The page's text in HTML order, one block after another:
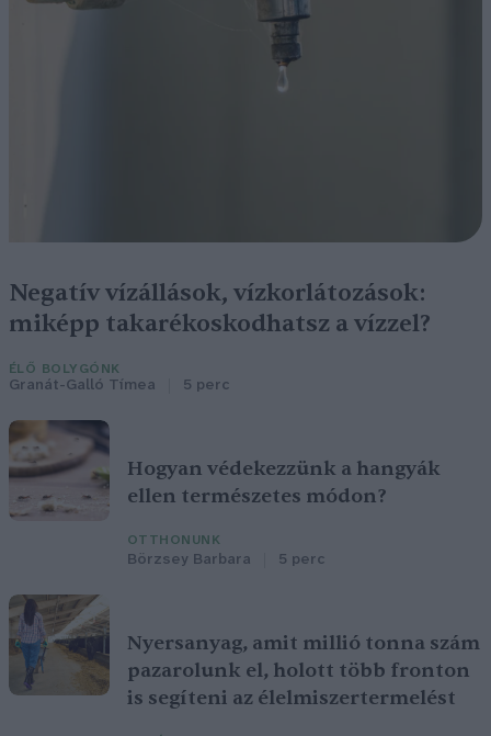
Negatív vízállások, vízkorlátozások:
miképp takarékoskodhatsz a vízzel?
ÉLŐ BOLYGÓNK
Granát-Galló Tímea 5 perc
Hogyan védekezzünk a hangyák
ellen természetes módon?
OTTHONUNK
Börzsey Barbara 5 perc
Nyersanyag, amit millió tonna szám
pazarolunk el, holott több fronton
is segíteni az élelmiszertermelést